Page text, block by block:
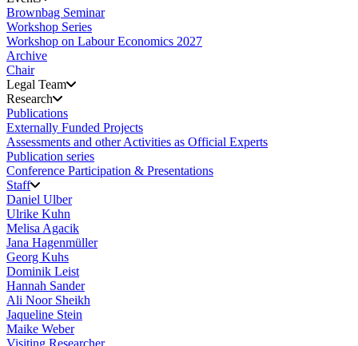
Brownbag Seminar
Workshop Series
Workshop on Labour Economics 2027
Archive
Chair
Legal Team
Research
Publications
Externally Funded Projects
Assessments and other Activities as Official Experts
Publication series
Conference Participation & Presentations
Staff
Daniel Ulber
Ulrike Kuhn
Melisa Agacik
Jana Hagenmüller
Georg Kuhs
Dominik Leist
Hannah Sander
Ali Noor Sheikh
Jaqueline Stein
Maike Weber
Visiting Researcher